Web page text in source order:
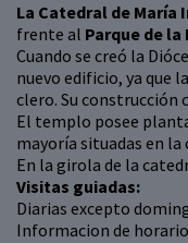
La Catedral de María
frente al Parque de la
Cuando se creó la
nuevo edificio, ya que
clero. Su construcción
El templo posee
mayoría situadas en
En la girola de la
Visitas guiadas:
Diarias excepto
Informacion de